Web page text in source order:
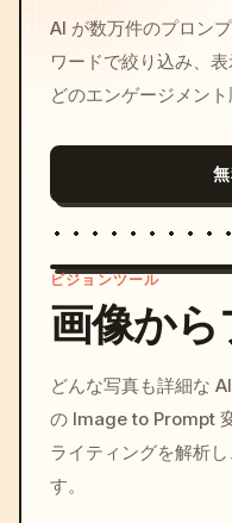
AI が数万件のプロン
ワードで絞り込み、
どのエンゲージメント
ビジョンツール
画像か
どんな写真も詳細な
の Image to Prompt
ライティングを解析
す。